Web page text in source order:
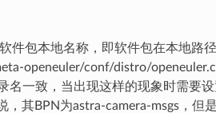
件包本地名称，即软件包在本地路
openeuler/conf/distro/
名一致，当出现这样的现象时需要
，其BPN为astra-camera-msgs，但